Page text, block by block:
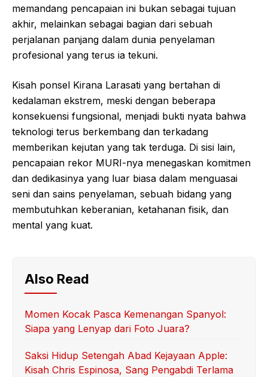
memandang pencapaian ini bukan sebagai tujuan
akhir, melainkan sebagai bagian dari sebuah
perjalanan panjang dalam dunia penyelaman
profesional yang terus ia tekuni.
Kisah ponsel Kirana Larasati yang bertahan di
kedalaman ekstrem, meski dengan beberapa
konsekuensi fungsional, menjadi bukti nyata bahwa
teknologi terus berkembang dan terkadang
memberikan kejutan yang tak terduga. Di sisi lain,
pencapaian rekor MURI-nya menegaskan komitmen
dan dedikasinya yang luar biasa dalam menguasai
seni dan sains penyelaman, sebuah bidang yang
membutuhkan keberanian, ketahanan fisik, dan
mental yang kuat.
Also Read
Momen Kocak Pasca Kemenangan Spanyol:
Siapa yang Lenyap dari Foto Juara?
Saksi Hidup Setengah Abad Kejayaan Apple:
Kisah Chris Espinosa, Sang Pengabdi Terlama